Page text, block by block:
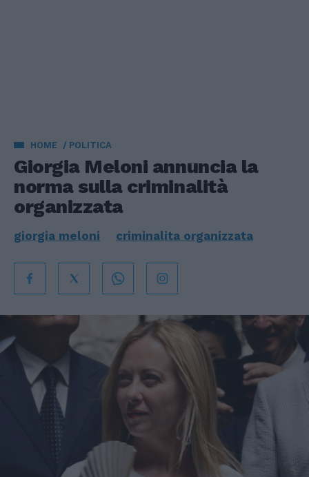
HOME POLITICA
Giorgia Meloni annuncia la
norma sulla criminalità
organizzata
giorgia meloni criminalita organizzata